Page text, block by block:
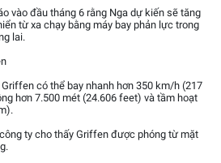
vào đầu tháng 6 rằng Nga dự kiến sẽ tăng
từ xa chạy bằng máy bay phản lực trong
lai.
có thể bay nhanh hơn 350 km/h (217
hơn 7.500 mét (24.606 feet) và tầm hoạt
ty cho thấy Griffen được phóng từ mặt